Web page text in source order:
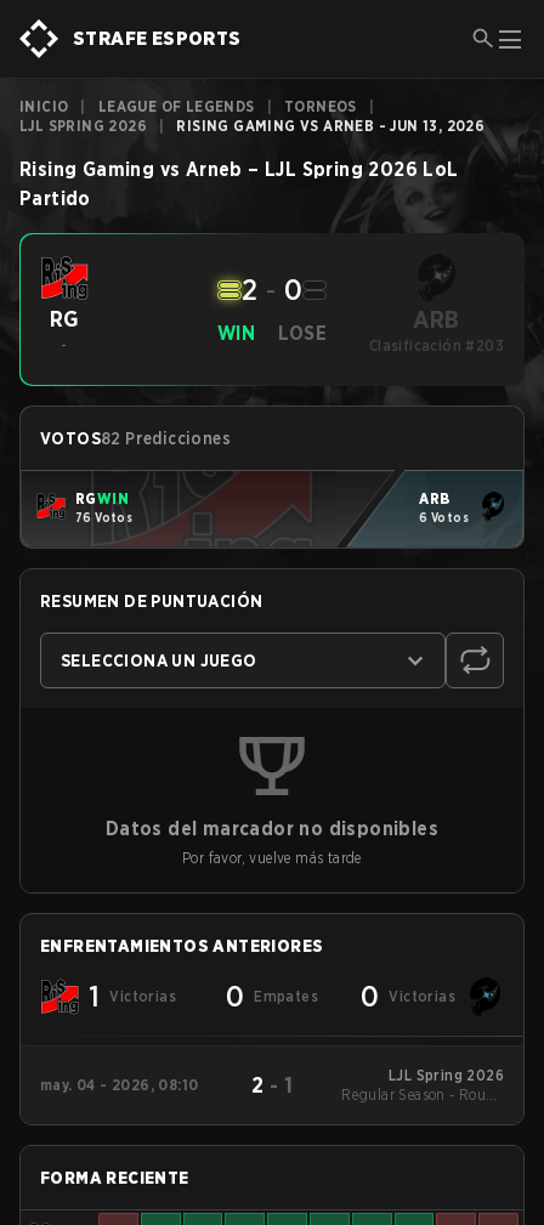
STRAFE ESPORTS
INICIO LEAGUE OF LEGENDS TORNEOS
LJL SPRING 2026
RISING GAMING VS ARNEB - JUN 13, 2026
Rising Gaming vs Arneb – LJL Spring 2026 LoL
Partido
RG
-
WIN
2 - 0
LOSE ARB
Clasificación #203
VOTOS82 Predicciones
RGWIN
76 Votos
ARB
6 Votos
RESUMEN DE PUNTUACIÓN
SELECCIONA UN JUEGO
Datos del marcador no disponibles
Por favor, vuelve más tarde
ENFRENTAMIENTOS ANTERIORES
1 Victorias 0 Empates 0 Victorias
may. 04 - 2026, 08:10 2 - 1
LJL Spring 2026
Regular Season - Round
FORMA RECIENTE